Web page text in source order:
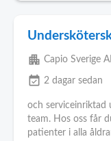
apartment Capio Sverige
event_available 2 dagar sedan
och serviceinriktad
team. Hos oss får
patienter i alla